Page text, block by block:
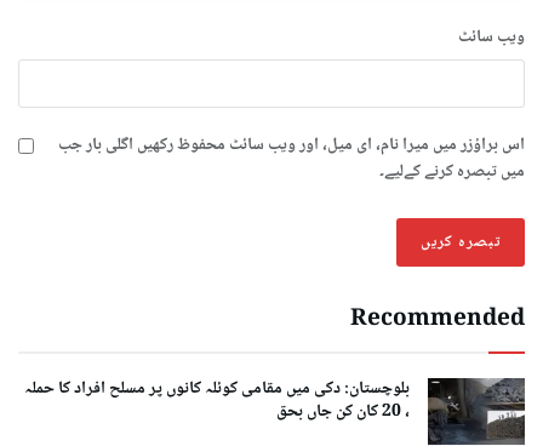
ویب‌ سائٹ
اس براؤزر میں میرا نام، ای میل، اور ویب سائٹ محفوظ رکھیں اگلی بار جب
میں تبصرہ کرنے کےلیے۔
Recommended
بلوچستان: دکی میں مقامی کوئلہ کانوں پر مسلح افراد کا حملہ
، 20 کان کن جاں بحق